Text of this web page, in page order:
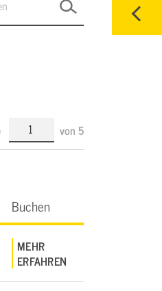
von 5
Buchen
MEHR
ERFAHREN